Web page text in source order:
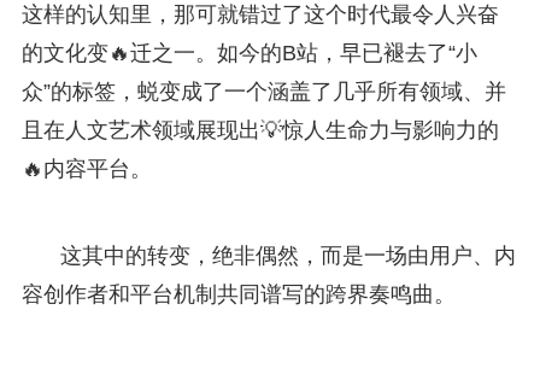
这样的认知里，那可就错过了这个时代最令人兴奋
的文化变🔥迁之一。如今的B站，早已褪去了“小
众”的标签，蜕变成了一个涵盖了几乎所有领域、并
且在人文艺术领域展现出💡惊人生命力与影响力的
🔥内容平台。
这其中的转变，绝非偶然，而是一场由用户、内
容创作者和平台机制共同谱写的跨界奏鸣曲。